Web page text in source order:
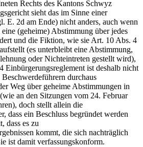
Rechts des Kantons Schwyz
sieht das im Sinne einer
E. 2d am Ende) nicht anders, auch wenn
(geheime) Abstimmung über jedes
und die Fiktion, wie sie Art. 10 Abs. 4
(es unterbleibt eine Abstimmung,
oder Nichteintreten gestellt wird),
Einbürgerungsreglement ist deshalb nicht
durchaus
Weg über geheime Abstimmungen in
an den Sitzungen vom 24. Februar
doch stellt allein die
dass ein Beschluss begründet werden
dass es zu
kommt, die sich nachträglich
ist damit verfassungskonform.